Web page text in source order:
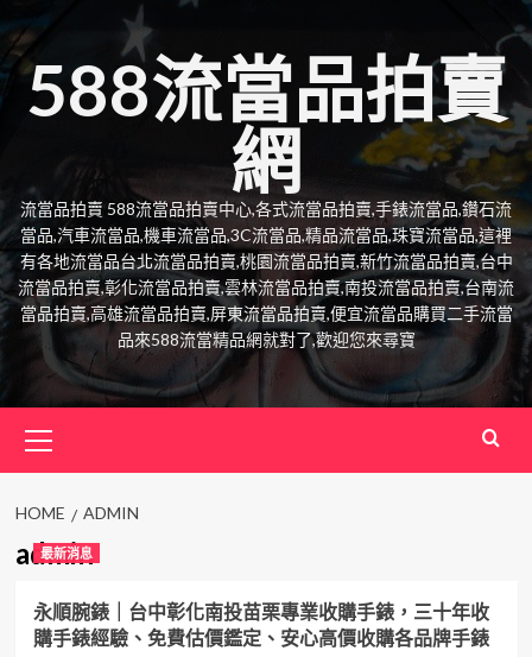
to
content
588流當品拍賣
網
流當品拍賣 588流當品拍賣中心,各式流當品拍賣,手錶流當品,鑽石流
當品,汽車流當品,機車流當品,3C流當品,精品流當品,珠寶流當品,這裡
有各地流當品台北流當品拍賣,桃園流當品拍賣,新竹流當品拍賣,台中
流當品拍賣,彰化流當品拍賣,雲林流當品拍賣,南投流當品拍賣,台南流
當品拍賣,高雄流當品拍賣,屏東流當品拍賣,便宜流當品購買二手流當
品來588流當精品網就對了,歡迎您來尋寶
Menu
HOME ADMIN
admin
最新消息
永順腕錶｜台中彰化南投苗栗專業收購手錶，三十年收
購手錶經驗、免費估價鑑定、安心高價收購各品牌手錶